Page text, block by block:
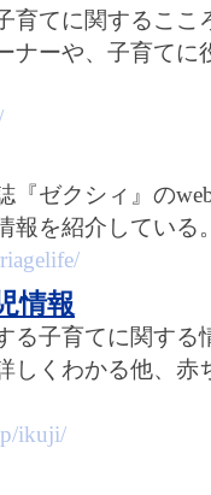
育てに関するここ
ナーや、子育て
『ゼクシィ』の
報を紹介している
情報
る子育てに関する
しくわかる他、
ikuji/